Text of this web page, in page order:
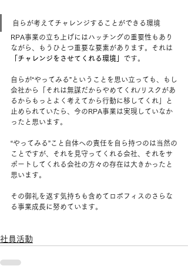
自らが考えてチャレンジすることができる環境
RPA事業の立ち上げにはハッチングの重要性もあり
ながら、もうひとつ重要な要素があります。それは
「チャレンジをさせてくれる環境」 です。
自らが“やってみる”ということを思い立っても、もし
会社から「それは無謀だからやめてくれ/リスクがあ
るからもっとよく考えてから行動に移してくれ」と
止められていたら、今のRPA事業は実現していなか
ったと思います。
“やってみる”こと自体への責任を自ら持つのは当然の
ことですが、それを見守ってくれる会社、それをサ
ポートしてくれる会社の方々の存在は大きかったと
思います。
その御礼を返す気持ちも含めてロボフィスのさらな
る事業成長に努めています。
社員活動